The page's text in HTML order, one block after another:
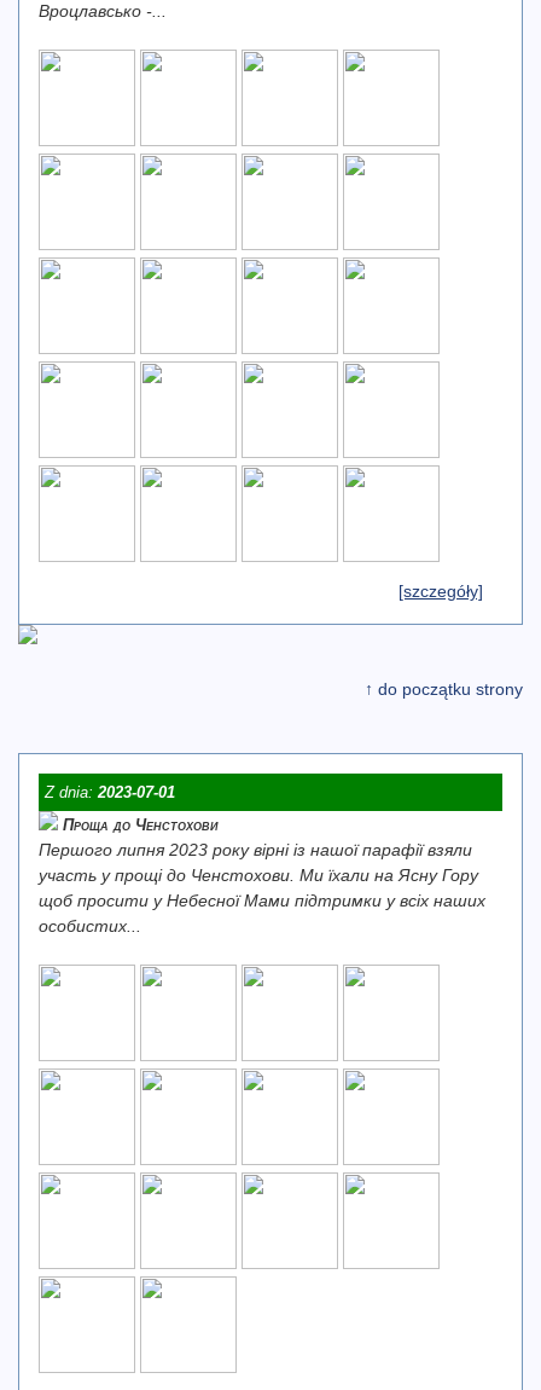
Вроцлавсько -...
[szczegóły]
↑ do początku strony
Z dnia:2023-07-01
Проща до Ченстохови
Першого липня 2023 року вірні із нашої парафії взяли
участь у прощі до Ченстохови. Ми їхали на Ясну Гору
щоб просити у Небесної Мами підтримки у всіх наших
особистих...